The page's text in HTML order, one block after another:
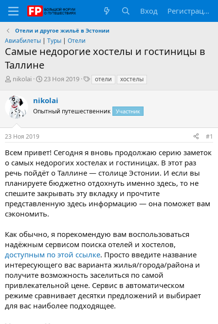
Вход Регистрация
Отели и другое жильё в Эстонии
Авиабилеты | Туры | Отели
Самые недорогие хостелы и гостиницы в
Таллине
А
т
о
р
е
м
nikolai
Д
а
н
ч
а
23 Ноя 2019
Тотели хостелы
nikolai
Опытный путешественник Участник
23 Ноя 2019 #1
Всем привет! Сегодня я вновь продолжаю серию заметок
о самых недорогих хостелах и гостиницах. В этот раз
речь пойдёт о Таллине — столице Эстонии. И если вы
планируете бюджетно отдохнуть именно здесь, то не
спешите закрывать эту вкладку и прочтите
представленную здесь информацию — она поможет вам
сэкономить.
Как обычно, я порекомендую вам воспользоваться
надёжным сервисом поиска отелей и хостелов,
доступным по этой ссылке. Просто введите название
интересующего вас варианта жилья/города/района и
получите возможность заселиться по самой
привлекательной цене. Сервис в автоматическом
режиме сравнивает десятки предложений и выбирает
для вас наиболее подходящее.